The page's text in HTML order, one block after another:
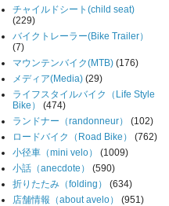
チャイルドシート(child seat)
(229)
バイクトレーラー(Bike Trailer）
(7)
マウンテンバイク(MTB) (176)
メディア(Media) (29)
ライフスタイルバイク（Life Style
Bike）
(474)
ランドナー（randonneur）
(102)
ロードバイク（Road Bike）
(762)
小径車（mini velo）
(1009)
小話（anecdote）
(590)
折りたたみ（folding）
(634)
店舗情報（about avelo）
(951)